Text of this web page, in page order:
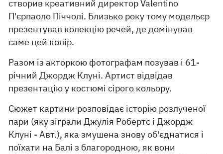
створив креативний директор Valentino
П'єрпаоло Піччолі. Близько року тому модельєр
презентував колекцію речей, де домінував
саме цей колір.
Разом із акторкою фотографам позував і 61-
річний Джордж Клуні. Артист відвідав
презентацію у костюмі сірого кольору.
Сюжет картини розповідає історію розлученої
пари (яку зіграли Джулія Робертс і Джордж
Клуні - Авт.), яка змушена знову об'єднатися і
поїхати на Балі з благородною, як вони